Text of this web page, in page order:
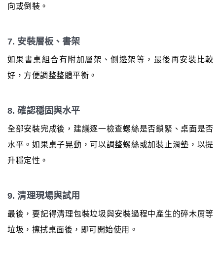
向或倒裝。
7. 安裝層板、書架
如果書桌組合有附加層架、側邊架等，最後再安裝比較
好，方便調整整體平衡。
8. 確認穩固與水平
全部安裝完成後，建議逐一檢查螺絲是否鎖緊、桌面是否
水平。如果桌子晃動，可以調整螺絲或加裝止滑墊，以提
升穩定性。
9. 清理現場與試用
最後，要記得清理包裝垃圾與安裝過程中產生的碎木屑等
垃圾，擦拭桌面後，即可開始使用。